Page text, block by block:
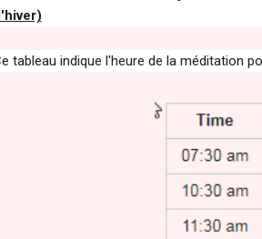
tableau indique l'heure de la méditation